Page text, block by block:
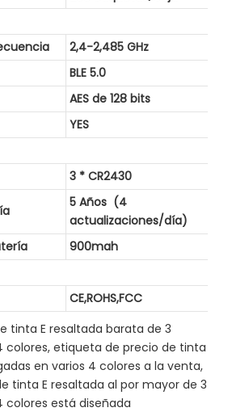
2,4-2,485 GHz
BLE 5.0
AES de 128 bits
YES
3 * CR2430
5 Años (4
actualizaciones/día)
900mah
CE,ROHS,FCC
tinta E resaltada barata de 3
colores, etiqueta de precio de tinta
en varios 4 colores a la venta,
tinta E resaltada al por mayor de 3
colores está diseñada